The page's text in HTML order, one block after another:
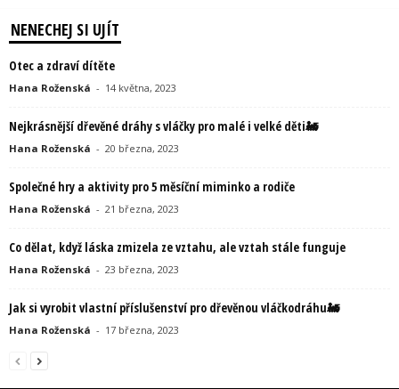
NENECHEJ SI UJÍT
Otec a zdraví dítěte
Hana Roženská - 14 května, 2023
Nejkrásnější dřevěné dráhy s vláčky pro malé i velké děti🚂
Hana Roženská - 20 března, 2023
Společné hry a aktivity pro 5 měsíční miminko a rodiče
Hana Roženská - 21 března, 2023
Co dělat, když láska zmizela ze vztahu, ale vztah stále funguje
Hana Roženská - 23 března, 2023
Jak si vyrobit vlastní příslušenství pro dřevěnou vláčkodráhu🚂
Hana Roženská - 17 března, 2023